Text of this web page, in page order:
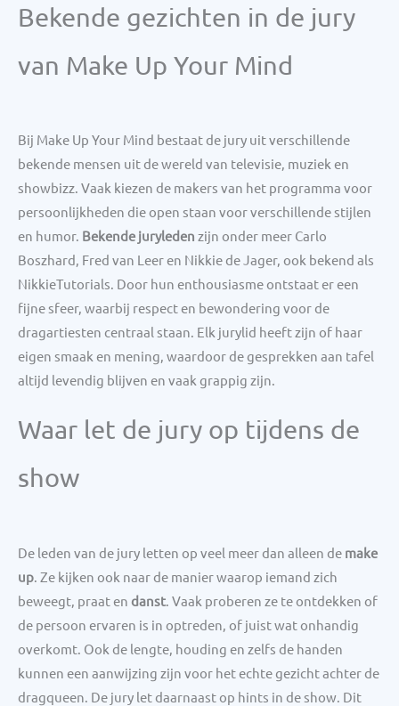
Bekende gezichten in de jury
van Make Up Your Mind
Bij Make Up Your Mind bestaat de jury uit verschillende
bekende mensen uit de wereld van televisie, muziek en
showbizz. Vaak kiezen de makers van het programma voor
persoonlijkheden die open staan voor verschillende stijlen
en humor. Bekende juryleden zijn onder meer Carlo
Boszhard, Fred van Leer en Nikkie de Jager, ook bekend als
NikkieTutorials. Door hun enthousiasme ontstaat er een
fijne sfeer, waarbij respect en bewondering voor de
dragartiesten centraal staan. Elk jurylid heeft zijn of haar
eigen smaak en mening, waardoor de gesprekken aan tafel
altijd levendig blijven en vaak grappig zijn.
Waar let de jury op tijdens de
show
De leden van de jury letten op veel meer dan alleen de make
up . Ze kijken ook naar de manier waarop iemand zich
beweegt, praat en danst . Vaak proberen ze te ontdekken of
de persoon ervaren is in optreden, of juist wat onhandig
overkomt. Ook de lengte, houding en zelfs de handen
kunnen een aanwijzing zijn voor het echte gezicht achter de
dragqueen. De jury let daarnaast op hints in de show. Dit